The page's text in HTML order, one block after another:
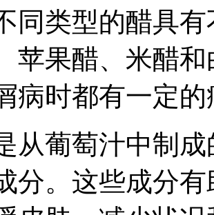
同类型的醋具
苹果醋、米醋
病时都有一定的
从葡萄汁中制
分。这些成分有